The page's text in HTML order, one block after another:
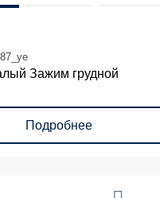
Зажим грудной
Подробнее